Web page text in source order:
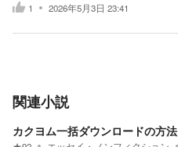
1 2026年5月3日 23:41
関連小説
カクヨム一括ダウンロードの方法